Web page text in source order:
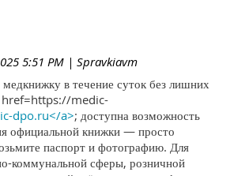
5:51 PM | Spravkiavm
в течение суток без лишних
href=https://medic-
dpo.ru</a>; доступна возможность
официальной книжки — просто
паспорт и фотографию. Для
коммунальной сферы, розничной